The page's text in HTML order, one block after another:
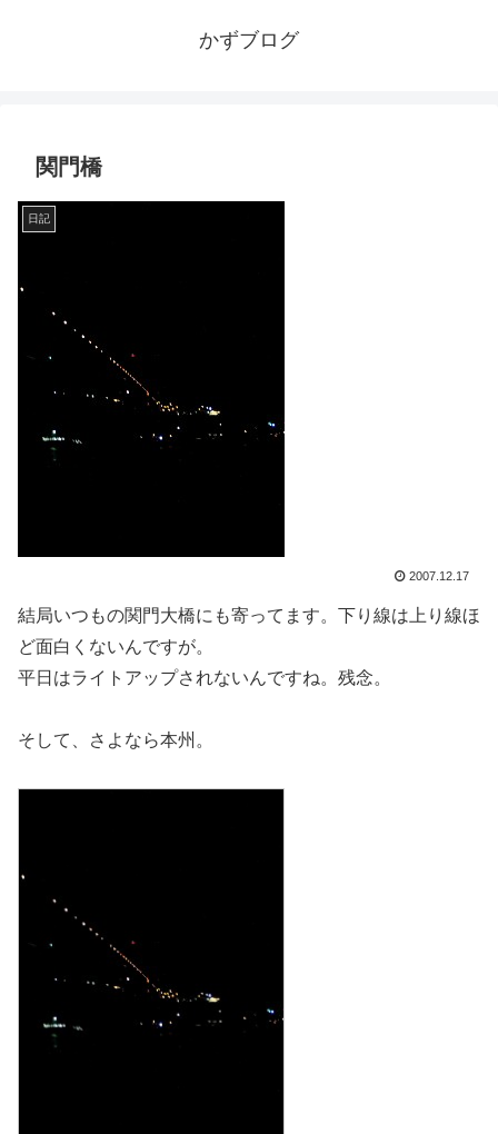
かずブログ
関門橋
日記
2007.12.17
結局いつもの関門大橋にも寄ってます。下り線は上り線ほ
ど面白くないんですが。
平日はライトアップされないんですね。残念。
そして、さよなら本州。